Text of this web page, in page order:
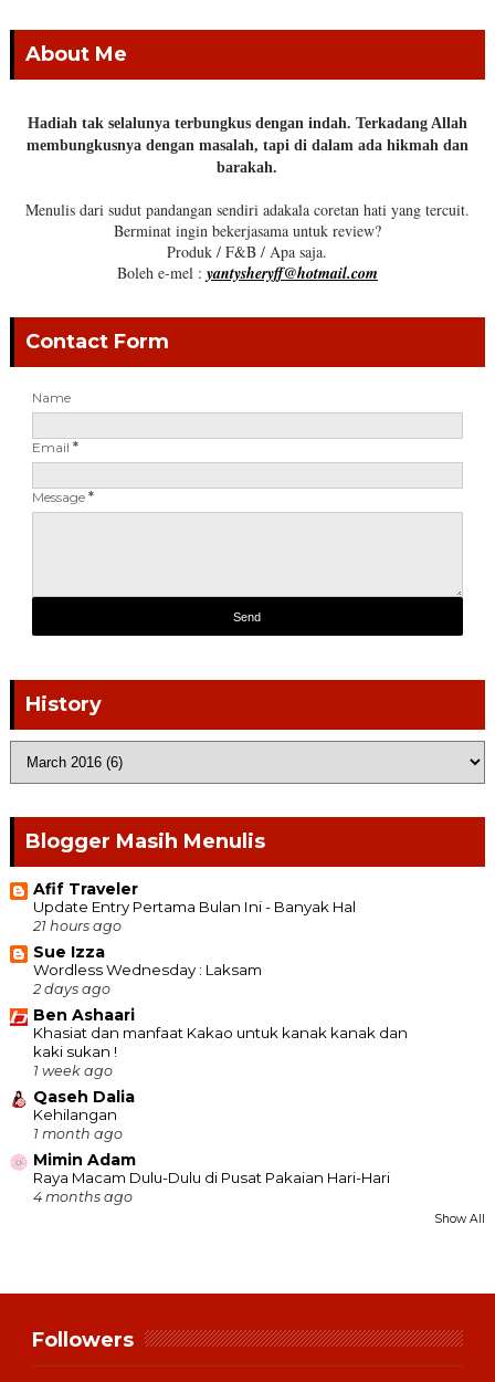
About Me
Hadiah tak selalunya terbungkus dengan indah. Terkadang Allah
membungkusnya dengan masalah, tapi di dalam ada hikmah dan
barakah.
Menulis dari sudut pandangan sendiri adakala coretan hati yang tercuit.
Berminat ingin bekerjasama untuk review?
Produk / F&B / Apa saja.
Boleh e-mel : yantysheryff@hotmail.com
Contact Form
Name
Email *
Message *
History
Blogger Masih Menulis
Afif Traveler
Update Entry Pertama Bulan Ini - Banyak Hal
21 hours ago
Sue Izza
Wordless Wednesday : Laksam
2 days ago
Ben Ashaari
Khasiat dan manfaat Kakao untuk kanak kanak dan
kaki sukan !
1 week ago
Qaseh Dalia
Kehilangan
1 month ago
Mimin Adam
Raya Macam Dulu-Dulu di Pusat Pakaian Hari-Hari
4 months ago
Show All
Followers